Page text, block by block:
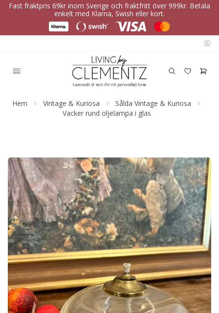
Fast fraktpris 69kr inom Sverige och fraktfritt över 999kr. Betala
enkelt med Klarna, Swish eller kort.
Hem Vintage & Kuriosa
Sålda Vintage & Kuriosa
Vacker rund oljelampa i glas